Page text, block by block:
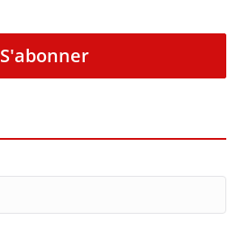
S'abonner